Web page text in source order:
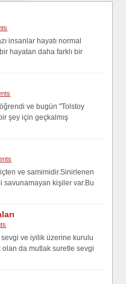
insanlar hayatı normal
hayatan daha farklı bir
ve bugün "Tolstoy
şey için geçkalmış
ve samimidir.Sinirlenen
kişiler var.Bu
ve iyilik üzerine kurulu
olan da mutlak suretle sevgi